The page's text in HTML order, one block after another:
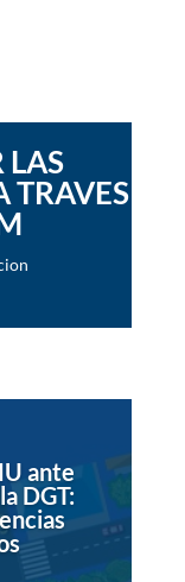
LAS
TRAVES
ante
DGT: